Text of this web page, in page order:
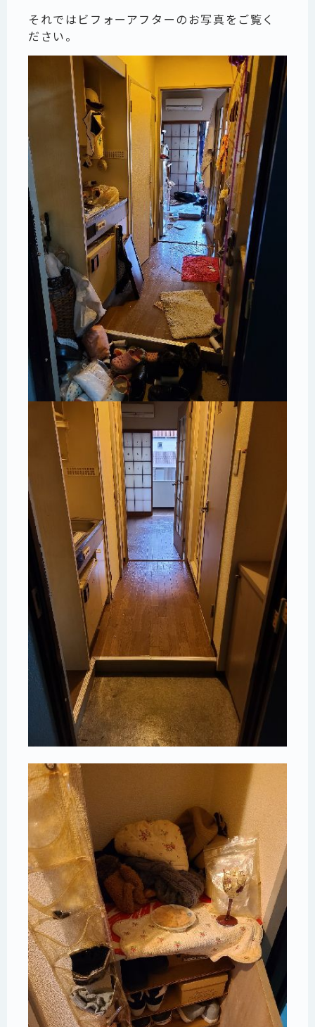
それではビフォーアフターのお写真をご覧く
ださい。